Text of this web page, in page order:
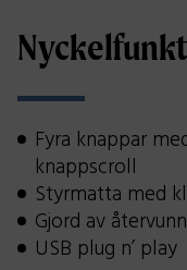
Fyra knappar
knappscroll
Styrmatta med
Gjord av
USB plug n’ play